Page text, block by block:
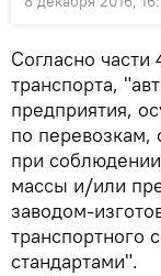
Согласно
транспорта,
предприятия,
по перевозкам,
при
массы и/или
заводом-
транспортного
стандартами".